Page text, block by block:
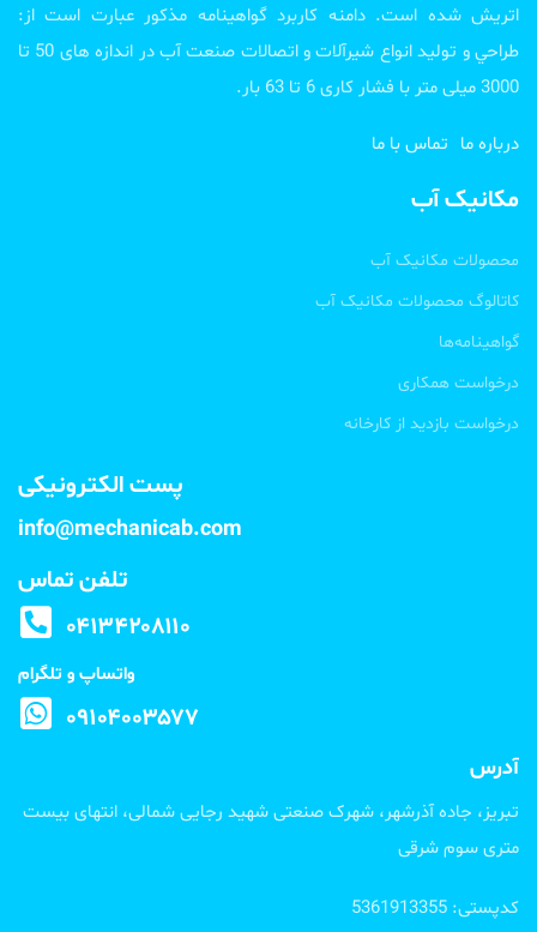
اتریش شده است. دامنه کاربرد گواهینامه مذکور عبارت است از:
طراحي و تولید انواع شیرآلات و اتصالات صنعت آب در اندازه های 50 تا
3000 میلی متر با فشار کاری 6 تا 63 بار.
درباره ما تماس با ما
مکانیک آب
محصولات مکانیک آب
کاتالوگ محصولات مکانیک آب
گواهینامه‌ها
درخواست همکاری
درخواست بازدید از کارخانه
پست الکترونیکی
info@mechanicab.com
تلفن تماس
۰۴۱۳۴۲۰۸۱۱۰
واتساپ و تلگرام
۰۹۱۰۴۰۰۳۵۷۷
آدرس
تبریز، جاده آذرشهر، شهرک صنعتی شهید رجایی شمالی، انتهای بیست
متری سوم شرقی
کدپستی: 5361913355